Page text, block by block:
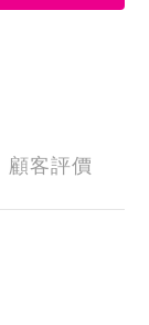
顧客評價